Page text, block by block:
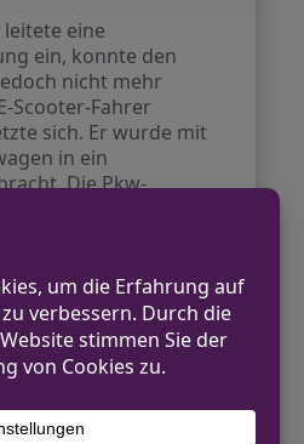
eine
ein, konnte den
nicht mehr
Scooter-Fahrer
sich. Er wurde mit
in ein
Die Pkw-
unverletzt.
der positiv
wurde ihm von den
Blutprobe
ihn wurde eine
erstellt.